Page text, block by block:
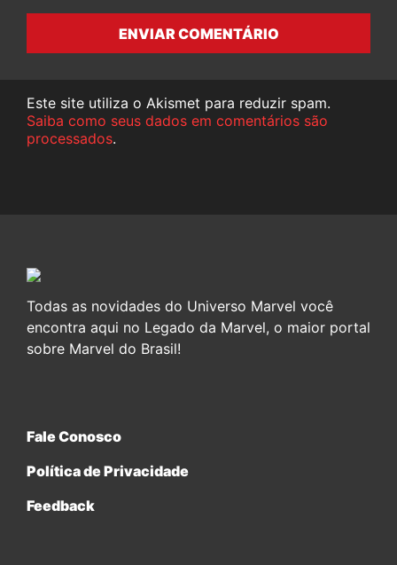
ENVIAR COMENTÁRIO
Este site utiliza o Akismet para reduzir spam.
Saiba como seus dados em comentários são
processados.
Todas as novidades do Universo Marvel você
encontra aqui no Legado da Marvel, o maior portal
sobre Marvel do Brasil!
Fale Conosco
Política de Privacidade
Feedback